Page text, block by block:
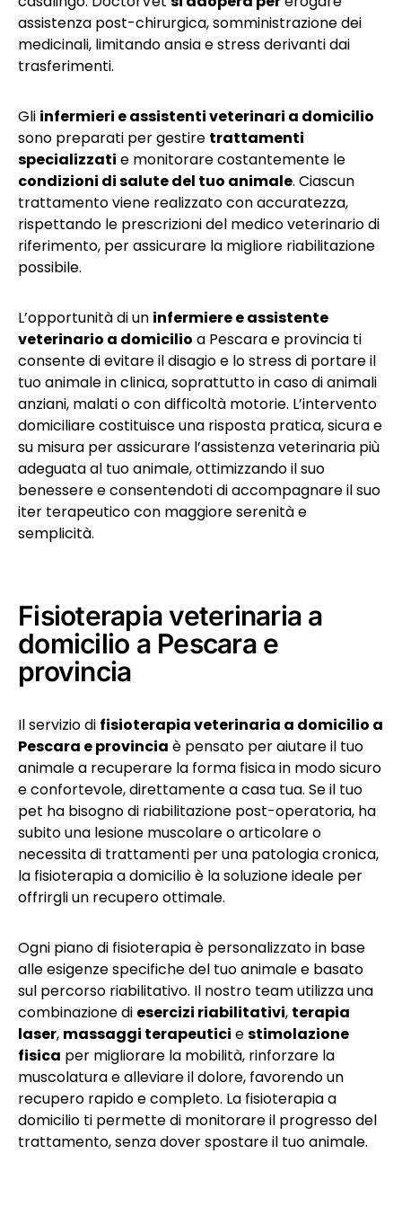
assistenza post-chirurgica, somministrazione dei
medicinali, limitando ansia e stress derivanti dai
trasferimenti.
Gli infermieri e assistenti veterinari a domicilio
sono preparati per gestire trattamenti
specializzati e monitorare costantemente le
condizioni di salute del tuo animale. Ciascun
trattamento viene realizzato con accuratezza,
rispettando le prescrizioni del medico veterinario di
riferimento, per assicurare la migliore riabilitazione
possibile.
L’opportunità di un infermiere e assistente
veterinario a domicilio a Pescara e provincia ti
consente di evitare il disagio e lo stress di portare il
tuo animale in clinica, soprattutto in caso di animali
anziani, malati o con difficoltà motorie. L’intervento
domiciliare costituisce una risposta pratica, sicura e
su misura per assicurare l’assistenza veterinaria più
adeguata al tuo animale, ottimizzando il suo
benessere e consentendoti di accompagnare il suo
iter terapeutico con maggiore serenità e
semplicità.
Fisioterapia veterinaria a
domicilio a Pescara e
provincia
Il servizio di fisioterapia veterinaria a domicilio a
Pescara e provincia è pensato per aiutare il tuo
animale a recuperare la forma fisica in modo sicuro
e confortevole, direttamente a casa tua. Se il tuo
pet ha bisogno di riabilitazione post-operatoria, ha
subito una lesione muscolare o articolare o
necessita di trattamenti per una patologia cronica,
la fisioterapia a domicilio è la soluzione ideale per
offrirgli un recupero ottimale.
Ogni piano di fisioterapia è personalizzato in base
alle esigenze specifiche del tuo animale e basato
sul percorso riabilitativo. Il nostro team utilizza una
combinazione di esercizi riabilitativi, terapia
laser, massaggi terapeutici estimolazione
fisica per migliorare la mobilità, rinforzare la
muscolatura e alleviare il dolore, favorendo un
recupero rapido e completo. La fisioterapia a
domicilio ti permette di monitorare il progresso del
trattamento, senza dover spostare il tuo animale.